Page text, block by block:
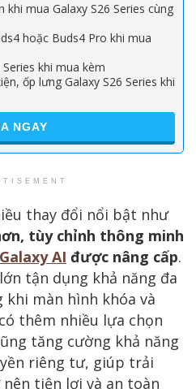
mua Galaxy S26 Series cùng
hoặc Buds4 Pro khi mua
khi mua kèm
ốp lưng Galaxy S26 Series khi
NGAY
thay đổi nổi bật như
tùy chỉnh thông minh
Galaxy AI được nâng cấp.
tận dụng khả năng đa
màn hình khóa và
thêm nhiều lựa chọn
tăng cường khả năng
riêng tư, giúp trải
tiện lợi và an toàn